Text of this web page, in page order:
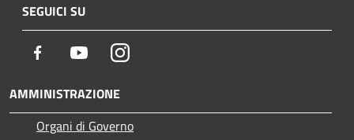
SEGUICI SU
Facebook YoutubeInstagram
AMMINISTRAZIONE
Organi di Governo